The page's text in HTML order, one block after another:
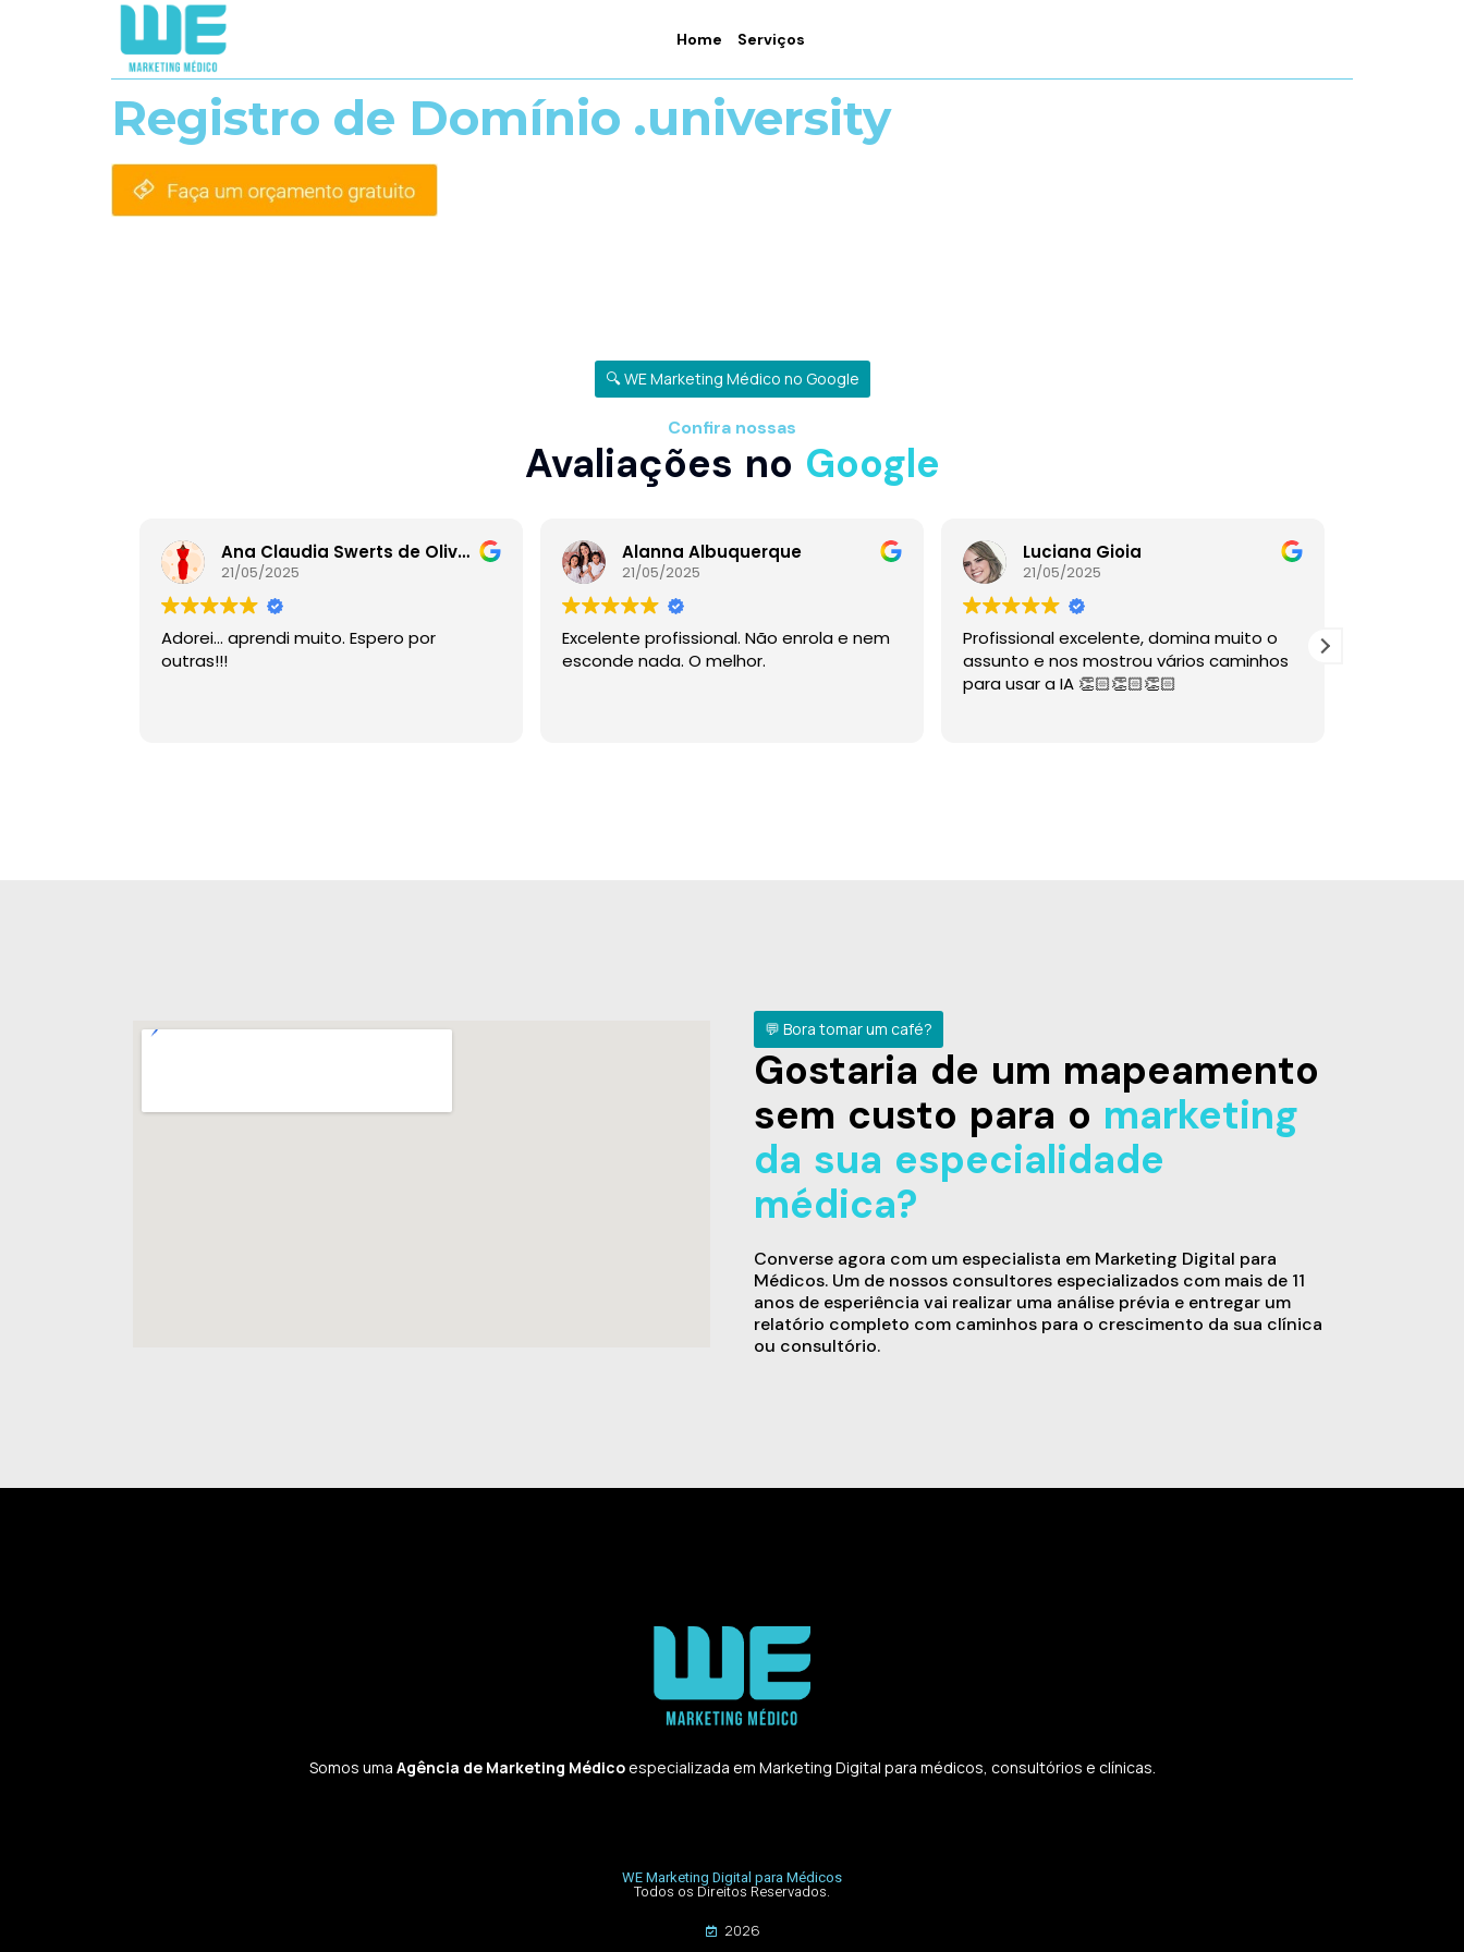
Home Serviços
Registro de Domínio .university
🔍 WE Marketing Médico no Google
Confira nossas
Avaliações no Google
Ana Claudia Swerts de Oliveira
21/05/2025
Adorei… aprendi muito. Espero por
outras!!!
Alanna Albuquerque
21/05/2025
Excelente profissional. Não enrola e nem
esconde nada. O melhor.
Luciana Gioia
21/05/2025
Profissional excelente, domina muito o
assunto e nos mostrou vários caminhos
para usar a IA 👏🏻👏🏻👏🏻
💬 Bora tomar um café?
Gostaria de um mapeamento
sem custo para o marketing
da sua especialidade
médica?
Converse agora com um especialista em Marketing Digital para
Médicos. Um de nossos consultores especializados com mais de 11
anos de esperiência vai realizar uma análise prévia e entregar um
relatório completo com caminhos para o crescimento da sua clínica
ou consultório.
Somos uma Agência de Marketing Médicoespecializada em Marketing Digital para médicos, consultórios e clínicas.
WE Marketing Digital para Médicos
Todos os Direitos Reservados.
2026